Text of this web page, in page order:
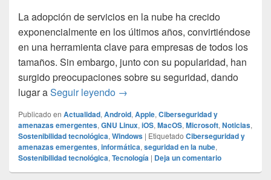
La adopción de servicios en la nube ha crecido
exponencialmente en los últimos años, convirtiéndose
en una herramienta clave para empresas de todos los
tamaños. Sin embargo, junto con su popularidad, han
surgido preocupaciones sobre su seguridad, dando
lugar aSeguir leyendo El auge de la seguridad en la
→
Publicado en Actualidad, Android, Apple, Ciberseguridad y
amenazas emergentes, GNU Linux, iOS, MacOS, Microsoft, Noticias,
Sostenibilidad tecnológica, Windows | Etiquetado Ciberseguridad y
amenazas emergentes, informática, seguridad en la nube,
Sostenibilidad tecnológica, Tecnología | Deja un comentario